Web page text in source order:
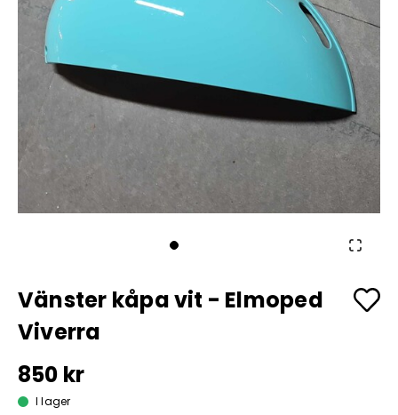
Vänster kåpa vit - Elmoped
Viverra
850 kr
I lager